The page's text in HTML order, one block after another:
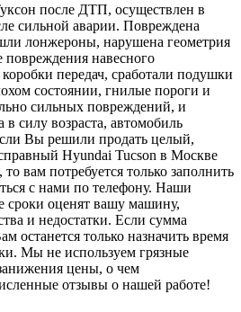
после ДТП, осуществлен в
сильной аварии. Повреждена
лонжероны, нарушена геометрия
навесного
передач, сработали подушки
состоянии, гнилые пороги и
сильных повреждений, и
в силу возраста, автомобиль
Вы решили продать целый,
Hyundai Tucson в Москве
вам потребуется только заполнить
с нами по телефону. Наши
сроки оценят вашу машину,
и недостатки. Если сумма
останется только назначить время
Мы не используем грязные
цены, о чем
отзывы о нашей работе!